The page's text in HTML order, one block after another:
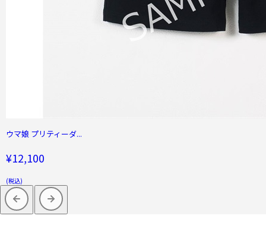
ウマ娘 プリティーダ...
¥12,100
(税込)